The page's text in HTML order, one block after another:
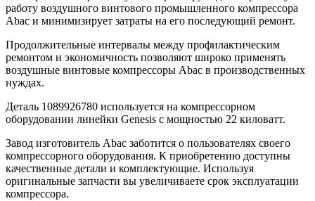
работу воздушного винтового промышленного компрессора
Abac и минимизирует затраты на его последующий ремонт.
Продолжительные интервалы между профилактическим
ремонтом и экономичность позволяют широко применять
воздушные винтовые компрессоры Abac в производственных
нуждах.
Деталь 1089926780 используется на компрессорном
оборудовании линейки Genesis с мощностью 22 киловатт.
Завод изготовитель Abac заботится о пользователях своего
компрессорного оборудования. К приобретению доступны
качественные детали и комплектующие. Используя
оригинальные запчасти вы увеличиваете срок эксплуатации
компрессора.